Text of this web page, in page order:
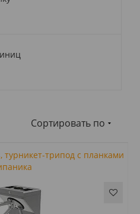
Сортировать по
турникет-трипод c планками